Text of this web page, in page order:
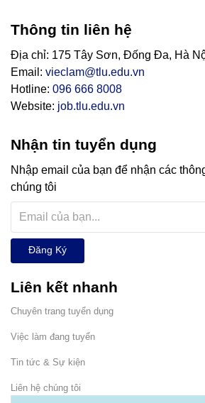
Thông tin liên hệ
Địa chỉ: 175 Tây Sơn, Đống Đa, Hà
Email: vieclam@tlu.edu.vn
Hotline: 096 666 8008
Website: job.tlu.edu.vn
Nhận tin tuyển dụng
Nhập email của bạn để nhận các
chúng tôi
Đăng Ký
Liên kết nhanh
Chuyên trang tuyển dụng
Việc làm đang tuyển
Tin tức & Sự kiện
Liên hệ chúng tôi